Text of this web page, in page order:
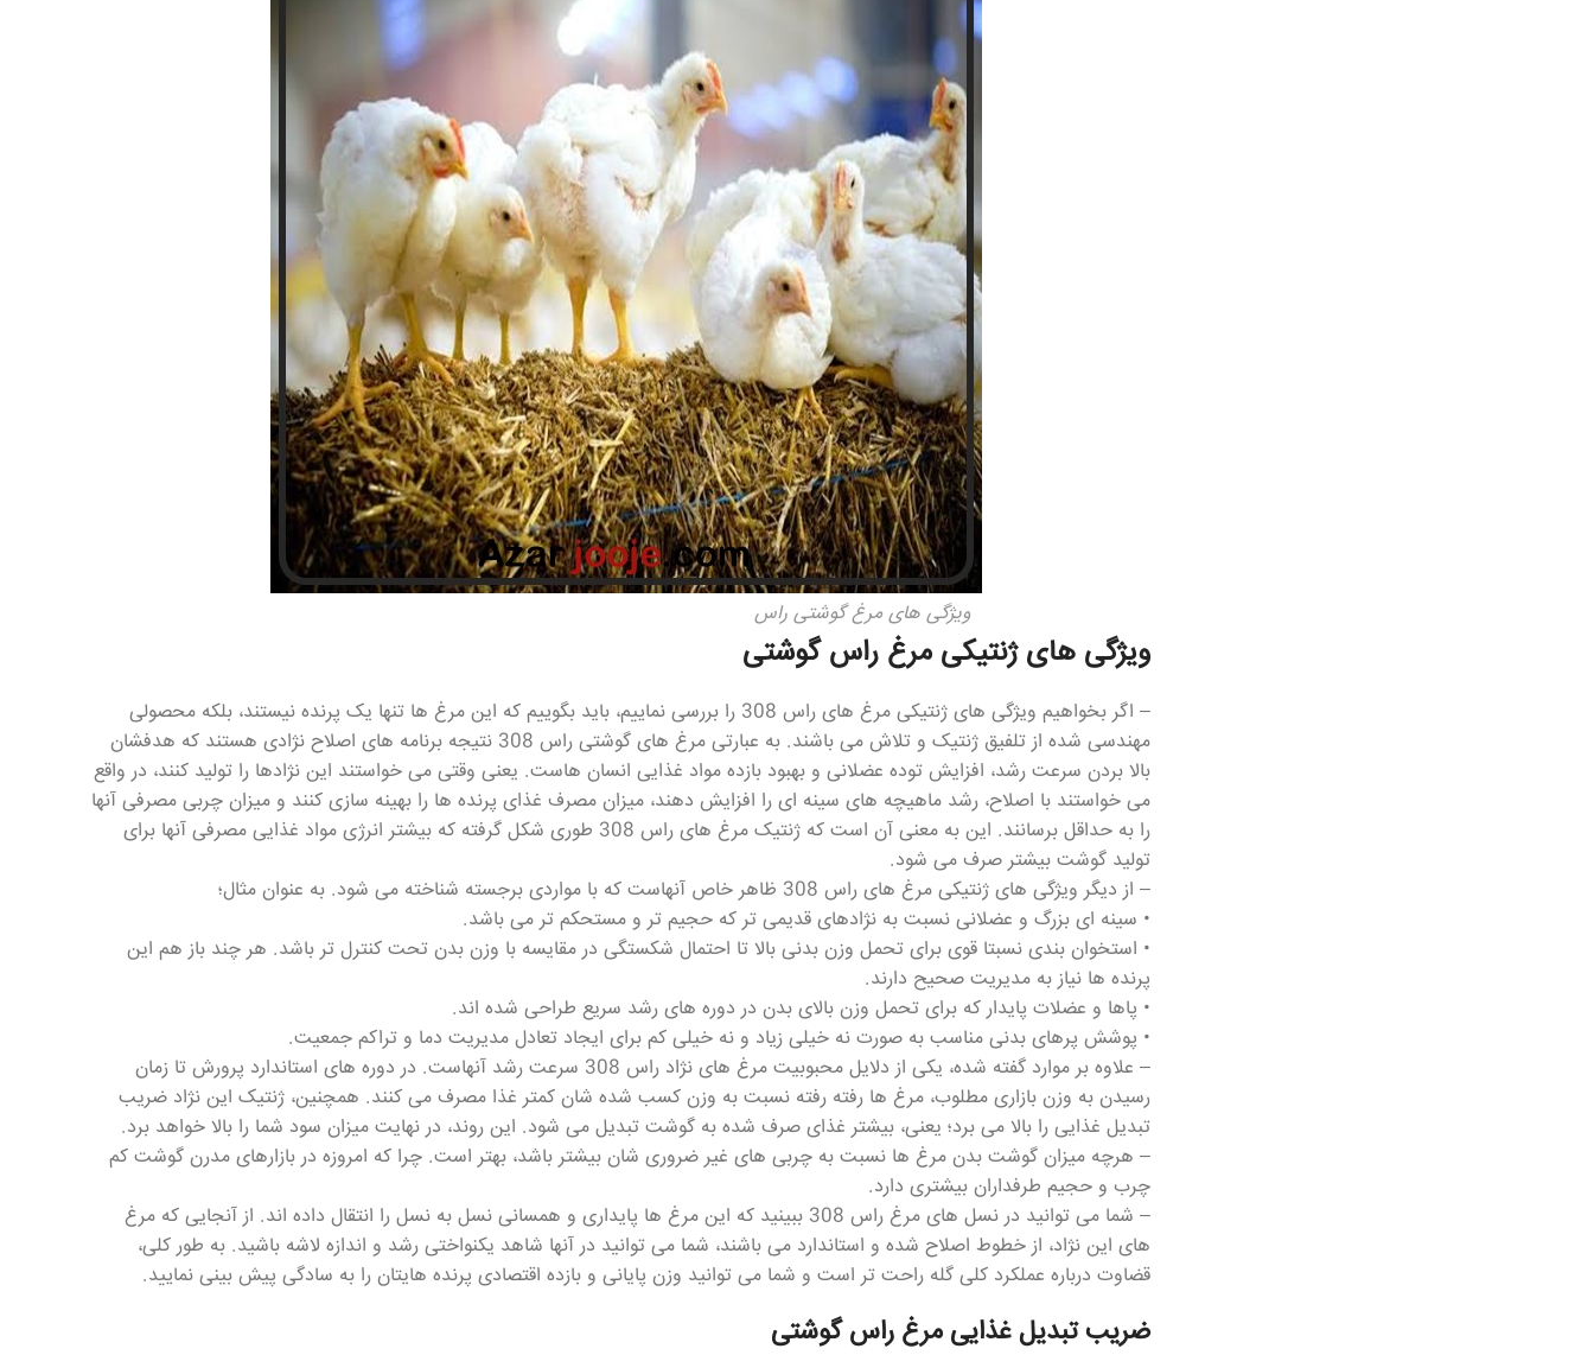
ویژگی های مرغ گوشتی راس
ویژگی های ژنتیکی مرغ راس گوشتی
– اگر بخواهیم ویژگی های ژنتیکی مرغ های راس 308 را بررسی نماییم، باید بگوییم که این مرغ ها تنها یک پرنده نیستند، بلکه محصولی
مهندسی شده از تلفیق ژنتیک و تلاش می باشند. به عبارتی مرغ های گوشتی راس 308 نتیجه برنامه های اصلاح نژادی هستند که هدفشان
بالا بردن سرعت رشد، افزایش توده عضلانی و بهبود بازده مواد غذایی انسان هاست. یعنی وقتی می خواستند این نژادها را تولید کنند، در واقع
می خواستند با اصلاح، رشد ماهیچه های سینه ای را افزایش دهند، میزان مصرف غذای پرنده ها را بهینه سازی کنند و میزان چربی مصرفی آنها
را به حداقل برسانند. این به معنی آن است که ژنتیک مرغ های راس 308 طوری شکل گرفته که بیشتر انرژی مواد غذایی مصرفی آنها برای
تولید گوشت بیشتر صرف می شود.
– از دیگر ویژگی های ژنتیکی مرغ های راس 308 ظاهر خاص آنهاست که با مواردی برجسته شناخته می شود. به عنوان مثال؛
• سینه ای بزرگ و عضلانی نسبت به نژادهای قدیمی تر که حجیم تر و مستحکم تر می باشد.
• استخوان بندی نسبتا قوی برای تحمل وزن بدنی بالا تا احتمال شکستگی در مقایسه با وزن بدن تحت کنترل تر باشد. هر چند باز هم این
پرنده ها نیاز به مدیریت صحیح دارند.
• پاها و عضلات پایدار که برای تحمل وزن بالای بدن در دوره های رشد سریع طراحی شده اند.
• پوشش پرهای بدنی مناسب به صورت نه خیلی زیاد و نه خیلی کم برای ایجاد تعادل مدیریت دما و تراکم جمعیت.
– علاوه بر موارد گفته شده، یکی از دلایل محبوبیت مرغ های نژاد راس 308 سرعت رشد آنهاست. در دوره های استاندارد پرورش تا زمان
رسیدن به وزن بازاری مطلوب، مرغ ها رفته رفته نسبت به وزن کسب شده شان کمتر غذا مصرف می کنند. همچنین، ژنتیک این نژاد ضریب
تبدیل غذایی را بالا می برد؛ یعنی، بیشتر غذای صرف شده به گوشت تبدیل می شود. این روند، در نهایت میزان سود شما را بالا خواهد برد.
– هرچه میزان گوشت بدن مرغ ها نسبت به چربی های غیر ضروری شان بیشتر باشد، بهتر است. چرا که امروزه در بازارهای مدرن گوشت کم
چرب و حجیم طرفداران بیشتری دارد.
– شما می توانید در نسل های مرغ راس 308 ببینید که این مرغ ها پایداری و همسانی نسل به نسل را انتقال داده اند. از آنجایی که مرغ
های این نژاد، از خطوط اصلاح شده و استاندارد می باشند، شما می توانید در آنها شاهد یکنواختی رشد و اندازه لاشه باشید. به طور کلی،
قضاوت درباره عملکرد کلی گله راحت تر است و شما می توانید وزن پایانی و بازده اقتصادی پرنده هایتان را به سادگی پیش بینی نمایید.
ضریب تبدیل غذایی مرغ راس گوشتی